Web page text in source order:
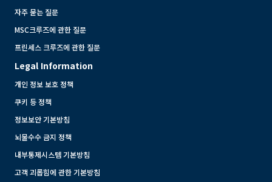
자주 묻는 질문
MSC크루즈에 관한 질문
프린세스 크루즈에 관한 질문
Legal Information
개인 정보 보호 정책
쿠키 등 정책
정보보안 기본방침
뇌물수수 금지 정책
내부통제시스템 기본방침
고객 괴롭힘에 관한 기본방침